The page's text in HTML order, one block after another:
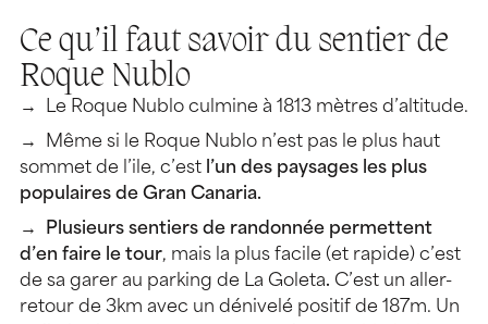
Ce qu’il faut savoir du sentier de
Roque Nublo
Le Roque Nublo culmine à 1813 mètres d’altitude.
Même si le Roque Nublo n’est pas le plus haut
sommet de l’ile, c’est l’un des paysages les plus
populaires de Gran Canaria.
Plusieurs sentiers de randonnée permettent
d’en faire le tour, mais la plus facile (et rapide) c’est
de sa garer au parking de La Goleta. C’est un aller-
retour de 3km avec un dénivelé positif de 187m. Un